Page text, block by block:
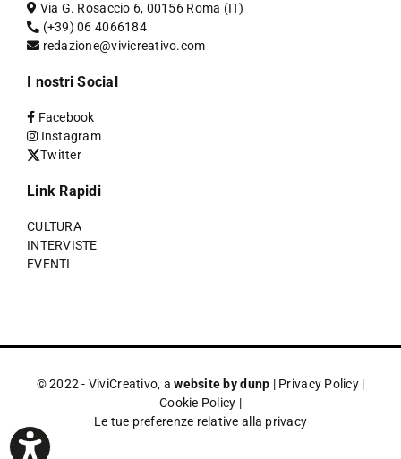
Via G. Rosaccio 6, 00156 Roma (IT)
(+39) 06 4066184
redazione@vivicreativo.com
I nostri Social
Facebook
Instagram
Twitter
Link Rapidi
CULTURA
INTERVISTE
EVENTI
© 2022 - ViviCreativo, awebsite by dunp | Privacy Policy|
Cookie Policy |
Le tue preferenze relative alla privacy